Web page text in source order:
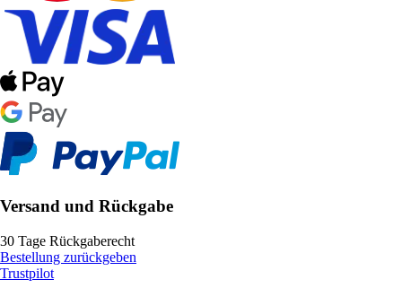
Versand und Rückgabe
30 Tage Rückgaberecht
Bestellung zurückgeben
Trustpilot